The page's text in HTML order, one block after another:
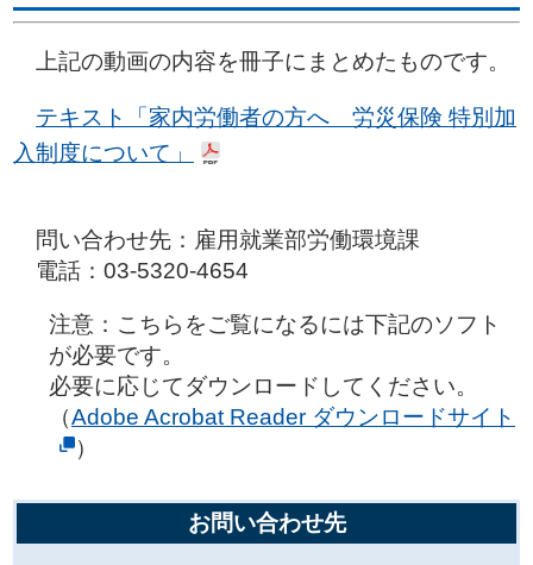
上記の動画の内容を冊子にまとめたものです。
テキスト「家内労働者の方へ 労災保険 特別加
入制度について」
問い合わせ先：雇用就業部労働環境課
電話：03-5320-4654
注意：こちらをご覧になるには下記のソフト
が必要です。
必要に応じてダウンロードしてください。
（Adobe Acrobat Reader ダウンロードサイト
）
お問い合わせ先